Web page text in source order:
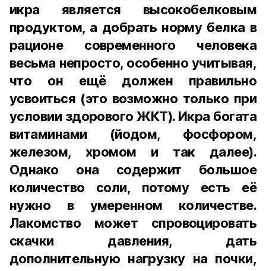
икра является высокобелковым
продуктом, а добрать норму белка в
рационе современного человека
весьма непросто, особенно учитывая,
что он ещё должен правильно
усвоиться (это возможно только при
условии здорового ЖКТ). Икра богата
витаминами (йодом, фосфором,
железом, хромом и так далее).
Однако она содержит большое
количество соли, потому есть её
нужно в умеренном количестве.
Лакомство может спровоцировать
скачки давления, дать
дополнительную нагрузку на почки,